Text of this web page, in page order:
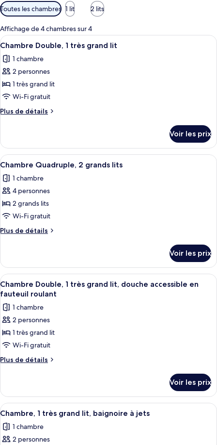
Filtres
disponibles
pour
les
chambres
Toutes les chambres 1 lit 2 lits
Affichage de 4 chambres sur 4
Afficher
toutes
les
photos
pour
ce
type
de
Chambre
Double,
1
très
grand
lit
Une chambre d’hôtel moderne
4
Chambre Double, 1 très grand lit
1 chambre
2 personnes
1 très grand lit
Wi-Fi gratuit
Plus de détails
Plus
le
type
de
Chambre
Double,
très
grand
Voir les prix
Afficher
toutes
les
photos
pour
ce
type
de
Chambre
Quadruple,
2
grands
lits
Une chambre d’hôtel avec deux lits,
4
Chambre Quadruple, 2 grands lits
1 chambre
4 personnes
2 grands lits
Wi-Fi gratuit
Plus de détails
Plus
le
type
de
chambre
Quadruple,
2
grands
lits
Voir les prix
Afficher
toutes
les
photos
pour
ce
type
de
Double,
très
grand
lit,
Une prise électrique murale dotée
1
Chambre Double, 1 très grand lit, douche accessible en
fauteuil roulant
1 chambre
2 personnes
1 très grand lit
Wi-Fi gratuit
Plus de détails
Plus
le
type
de
Chambre
Double,
Voir les prix
Afficher
toutes
les
photos
Une chambre à coucher moderne
5
Chambre, 1 très grand lit, baignoire à jets
1 chambre
2 personnes